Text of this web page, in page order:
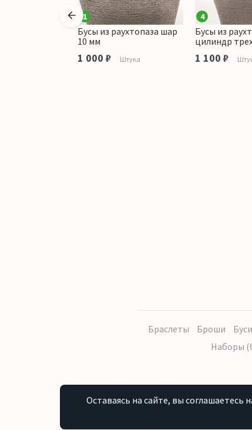
1
Бусы из раухтопаза шар
10 мм
1 000 ₽ Штука
4
Бусы из
цилиндр
1 100 ₽
Браслеты Броши
Наборы
Оставаясь на сайте, вы соглашаетесь